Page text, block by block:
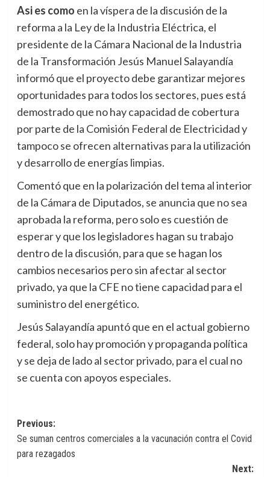
Asi es como en la víspera de la discusión de la
reforma a la Ley de la Industria Eléctrica, el
presidente de la Cámara Nacional de la Industria
de la Transformación Jesús Manuel Salayandía
informó que el proyecto debe garantizar mejores
oportunidades para todos los sectores, pues está
demostrado que no hay capacidad de cobertura
por parte de la Comisión Federal de Electricidad y
tampoco se ofrecen alternativas para la utilización
y desarrollo de energías limpias.
Comentó que en la polarización del tema al interior
de la Cámara de Diputados, se anuncia que no sea
aprobada la reforma, pero solo es cuestión de
esperar y que los legisladores hagan su trabajo
dentro de la discusión, para que se hagan los
cambios necesarios pero sin afectar al sector
privado, ya que la CFE no tiene capacidad para el
suministro del energético.
Jesús Salayandía apuntó que en el actual gobierno
federal, solo hay promoción y propaganda política
y se deja de lado al sector privado, para el cual no
se cuenta con apoyos especiales.
Navegación
de
entradas
Previous:
Se suman centros comerciales a la vacunación contra el Covid
para rezagados
Next: